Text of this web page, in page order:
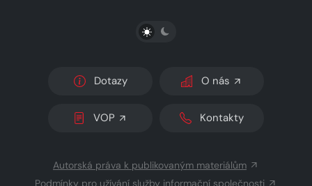
PŘEPNOUT SVĚTLÝ/TMAVÝ REŽIM
Dotazy O nás
VOP Kontakty
Autorská práva k publikovaným materiálům
Podmínky pro užívání služby informační společnosti